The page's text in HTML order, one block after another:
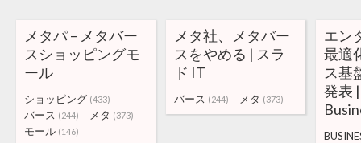
メタパ – メタバー
スショッピングモ
ール
ショッピング (433)
バース (244) メタ (373)
モール (146)
メタ社、メタバー
スをやめる | スラ
ド IT
バース (244) メタ (373)
エン
最適
ス基
発表